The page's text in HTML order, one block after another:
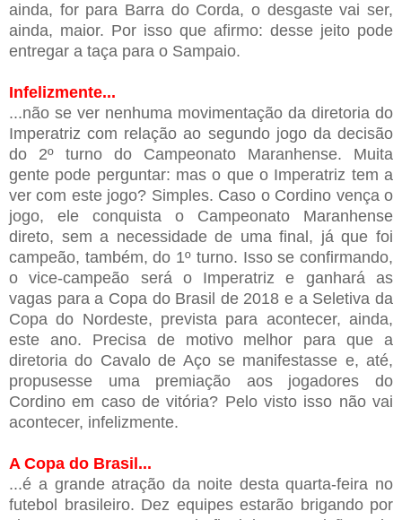
ainda, for para Barra do Corda, o desgaste vai ser,
ainda, maior. Por isso que afirmo: desse jeito pode
entregar a taça para o Sampaio.
Infelizmente...
...não se ver nenhuma movimentação da diretoria do
Imperatriz com relação ao segundo jogo da decisão
do 2º turno do Campeonato Maranhense. Muita
gente pode perguntar: mas o que o Imperatriz tem a
ver com este jogo? Simples. Caso o Cordino vença o
jogo, ele conquista o Campeonato Maranhense
direto, sem a necessidade de uma final, já que foi
campeão, também, do 1º turno. Isso se confirmando,
o vice-campeão será o Imperatriz e ganhará as
vagas para a Copa do Brasil de 2018 e a Seletiva da
Copa do Nordeste, prevista para acontecer, ainda,
este ano. Precisa de motivo melhor para que a
diretoria do Cavalo de Aço se manifestasse e, até,
propusesse uma premiação aos jogadores do
Cordino em caso de vitória? Pelo visto isso não vai
acontecer, infelizmente.
A Copa do Brasil...
...é a grande atração da noite desta quarta-feira no
futebol brasileiro. Dez equipes estarão brigando por